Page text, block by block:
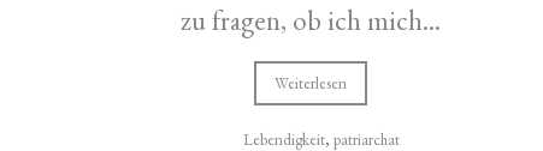
zu fragen, ob ich mich...
Weiterlesen
Lebendigkeit,patriarchat